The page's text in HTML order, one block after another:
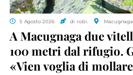
5 Agosto 2026 di ro.bi. Macugnaga
A Macugnaga due
100 metri dal rifugio.
«Vien voglia di